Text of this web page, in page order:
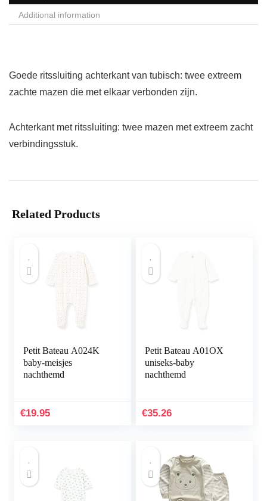
Additional information
Goede ritssluiting achterkant van tubisch: twee extreem
zachte mazen die met elkaar verbonden zijn.
Achterkant met ritssluiting: twee mazen met extreem zacht
verbindingsstuk.
Related Products
Petit Bateau A024K
baby-meisjes
nachthemd
€19.95
Petit Bateau A01OX
uniseks-baby
nachthemd
€35.26